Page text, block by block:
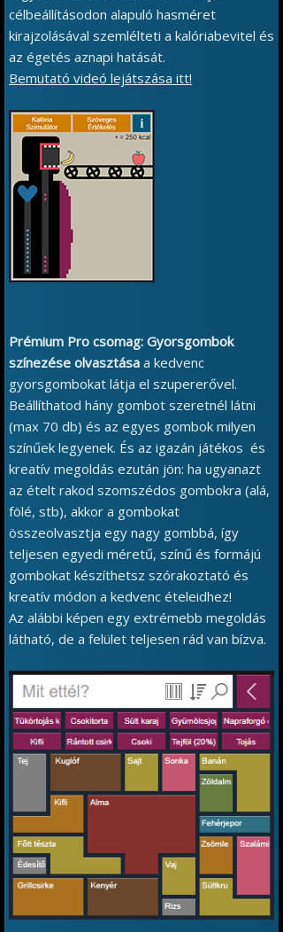
célbeállításodon alapuló hasméret
kirajzolásával szemlélteti a kalóriabevitel és
az égetés aznapi hatását.
Bemutató videó lejátszása itt!
Prémium Pro csomag: Gyorsgombok
színezése olvasztása a kedvenc
gyorsgombokat látja el szupererővel.
Beállíthatod hány gombot szeretnél látni
(max 70 db) és az egyes gombok milyen
színűek legyenek. És az igazán játékos és
kreatív megoldás ezután jön: ha ugyanazt
az ételt rakod szomszédos gombokra (alá,
fölé, stb), akkor a gombokat
összeolvasztja egy nagy gombbá, így
teljesen egyedi méretű, színű és formájú
gombokat készíthetsz szórakoztató és
kreatív módon a kedvenc ételeidhez!
Az alábbi képen egy extrémebb megoldás
látható, de a felület teljesen rád van bízva.